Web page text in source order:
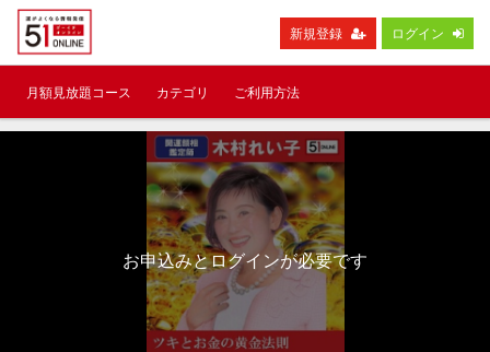
新規登録 ログイン
月額見放題コース カテゴリ ご利用方法
お申込みとログインが必要です